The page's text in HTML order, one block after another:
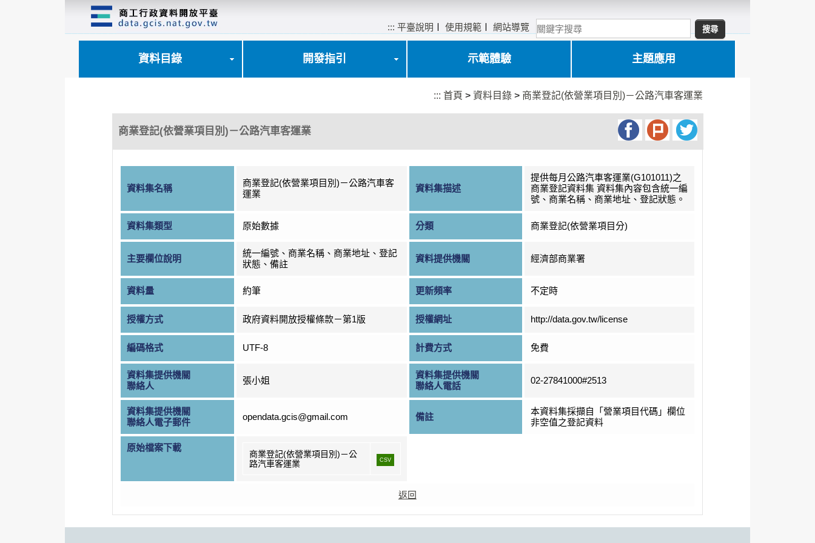
::: 平臺說明 〡使用規範 〡網站導覽
資料目錄 開發指引 示範體驗 主題應用
::: 首頁 >資料目錄 > 商業登記(依營業項目別)－公路汽車客運業
商業登記(依營業項目別)－公路汽車客運業
資料集名稱
商業登記(依營業項目別)－公路汽車客
運業
資料集描述
提供每月公路汽車客運業(G101011)之
商業登記資料集 資料集內容包含統一編
號、商業名稱、商業地址、登記狀態。
資料集類型 原始數據 分類 商業登記(依營業項目分)
主要欄位說明
統一編號、商業名稱、商業地址、登記
狀態、備註
資料提供機關 經濟部商業署
資料量 約筆 更新頻率 不定時
授權方式 政府資料開放授權條款－第1版 授權網址 http://data.gov.tw/license
編碼格式 UTF-8 計費方式 免費
資料集提供機關
聯絡人
張小姐
資料集提供機關
聯絡人電話
02-27841000#2513
資料集提供機關
聯絡人電子郵件
opendata.gcis@gmail.com 備註
本資料集採擷自「營業項目代碼」欄位
非空值之登記資料
原始檔案下載
商業登記(依營業項目別)－公
路汽車客運業
CSV
返回